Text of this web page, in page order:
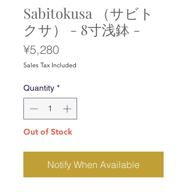
Sabitokusa （サビト
クサ） - 8寸浅鉢 -
¥5,280Price
Sales Tax Included
Quantity *
Out of Stock
Notify When Available